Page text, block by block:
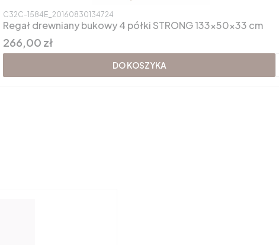
Kod produktu
C32C-1584E_20160830134724
Regał drewniany bukowy 4 półki STRONG 133x50x33 cm
Cena
266,00 zł
DO KOSZYKA